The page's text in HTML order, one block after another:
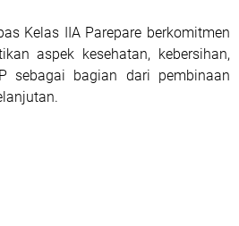
Kelas IIA Parepare berkomitmen
aspek kesehatan, kebersihan,
sebagai bagian dari pembinaan